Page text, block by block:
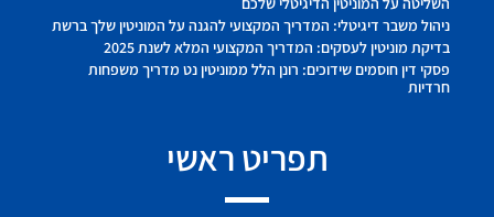
ניהול משבר דיגיטלי: המדריך המקצועי להגנה על המוניטין שלך ברשת
בדיקת מוניטין לעסקים: המדריך המקצועי המלא לשנת 2025
פסקי דין חוסמים שידוכים: רונן הלל ממוניטין נט מדריך משפחות
חרדיות
תפריט ראשי